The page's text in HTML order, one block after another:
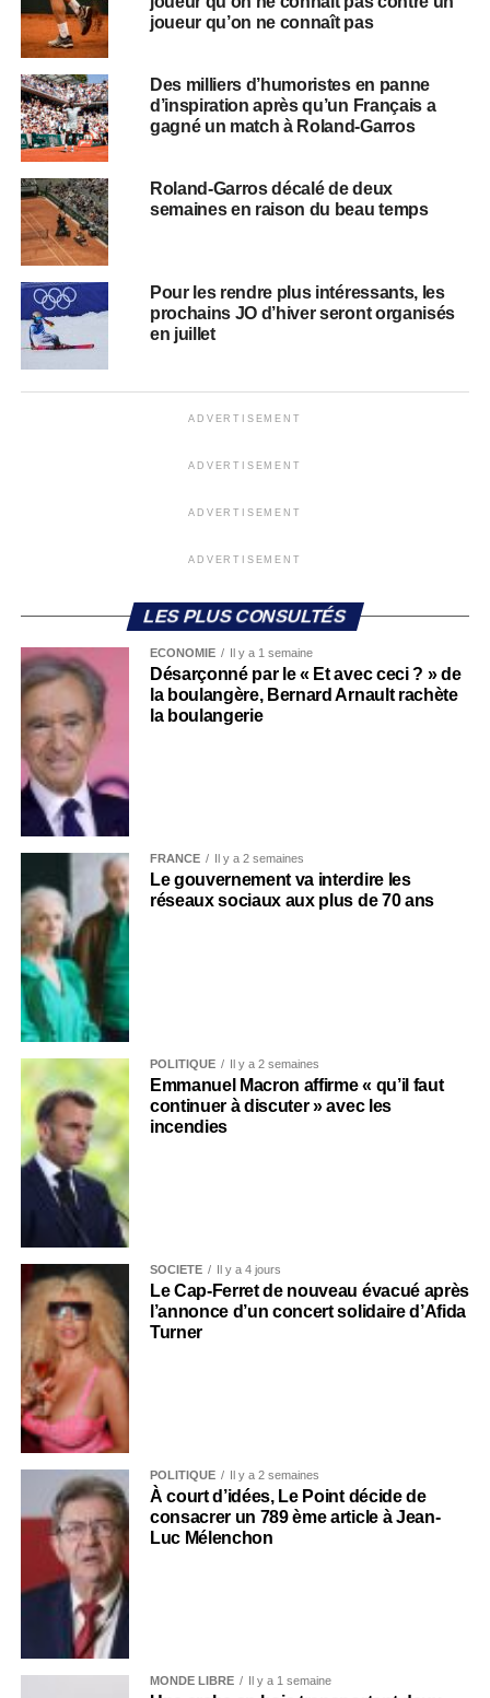
joueur qu’on ne connaît pas
Des milliers d’humoristes en panne
d’inspiration après qu’un Français a
gagné un match à Roland-Garros
Roland-Garros décalé de deux
semaines en raison du beau temps
Pour les rendre plus intéressants, les
prochains JO d’hiver seront organisés
en juillet
ADVERTISEMENT
ADVERTISEMENT
ADVERTISEMENT
ADVERTISEMENT
LES PLUS CONSULTÉS
ECONOMIE Il y a 1 semaine
Désarçonné par le « Et avec ceci ? » de
la boulangère, Bernard Arnault rachète
la boulangerie
FRANCE Il y a 2 semaines
Le gouvernement va interdire les
réseaux sociaux aux plus de 70 ans
POLITIQUE Il y a 2 semaines
Emmanuel Macron affirme « qu’il faut
continuer à discuter » avec les
incendies
SOCIÉTÉ Il y a 4 jours
Le Cap-Ferret de nouveau évacué après
l’annonce d’un concert solidaire d’Afida
Turner
POLITIQUE Il y a 2 semaines
À court d’idées, Le Point décide de
consacrer un 789 ème article à Jean-
Luc Mélenchon
MONDE LIBRE Il y a 1 semaine